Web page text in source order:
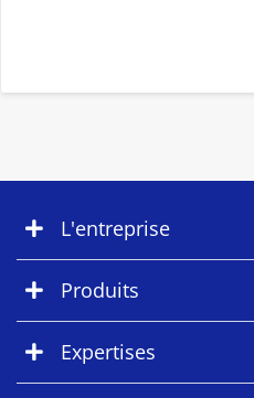
L'entreprise
Produits
Expertises